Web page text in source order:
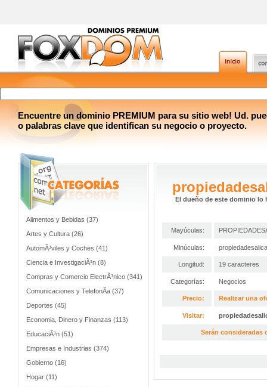
Encuentre un dominio PREMIUM para su sitio web! Ud.
o palabras clave que identifican su negocio o proyecto.
Alimentos y Bebidas (37)
Artes y Cultura (26)
AutomÃ³viles y Coches (41)
Ciencia e InvestigaciÃ³n (8)
Compras y Comercio ElectrÃ³nico (341)
Comunicaciones y TelefonÃ­a (37)
Deportes (45)
Economia, Dinero y Finanzas (113)
EducaciÃ³n (51)
Empresas e Industrias (374)
Gobierno (16)
Hogar (11)
El dueño de este dominio lo
Mayúculas:
Minúculas:
Longitud: 19 caracteres
Categorías: Negocios
Precio: Realizar una
Visitar:
Serán consideradas